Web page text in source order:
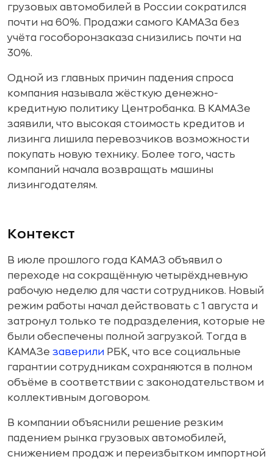
грузовых автомобилей в России сократился
почти на 60%. Продажи самого КАМАЗа без
учёта гособоронзаказа снизились почти на
30%.
Одной из главных причин падения спроса
компания называла жёсткую денежно-
кредитную политику Центробанка. В КАМАЗе
заявили, что высокая стоимость кредитов и
лизинга лишила перевозчиков возможности
покупать новую технику. Более того, часть
компаний начала возвращать машины
лизингодателям.
Контекст
В июле прошлого года КАМАЗ объявил о
переходе на сокращённую четырёхдневную
рабочую неделю для части сотрудников. Новый
режим работы начал действовать с 1 августа и
затронул только те подразделения, которые не
были обеспечены полной загрузкой. Тогда в
КАМАЗе заверили РБК, что все социальные
гарантии сотрудникам сохраняются в полном
объёме в соответствии с законодательством и
коллективным договором.
В компании объяснили решение резким
падением рынка грузовых автомобилей,
снижением продаж и переизбытком импортной